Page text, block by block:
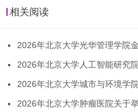
相关阅读
2026年北京大学光华管理学院
2026年北京大学人工智能研究
2026年北京大学城市与环境学
2026年北京大学肿瘤医院关于